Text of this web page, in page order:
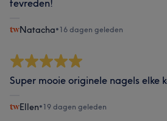
tevreden!
Natacha•16 dagen geleden
Super mooie originele nagels elke
Ellen•19 dagen geleden